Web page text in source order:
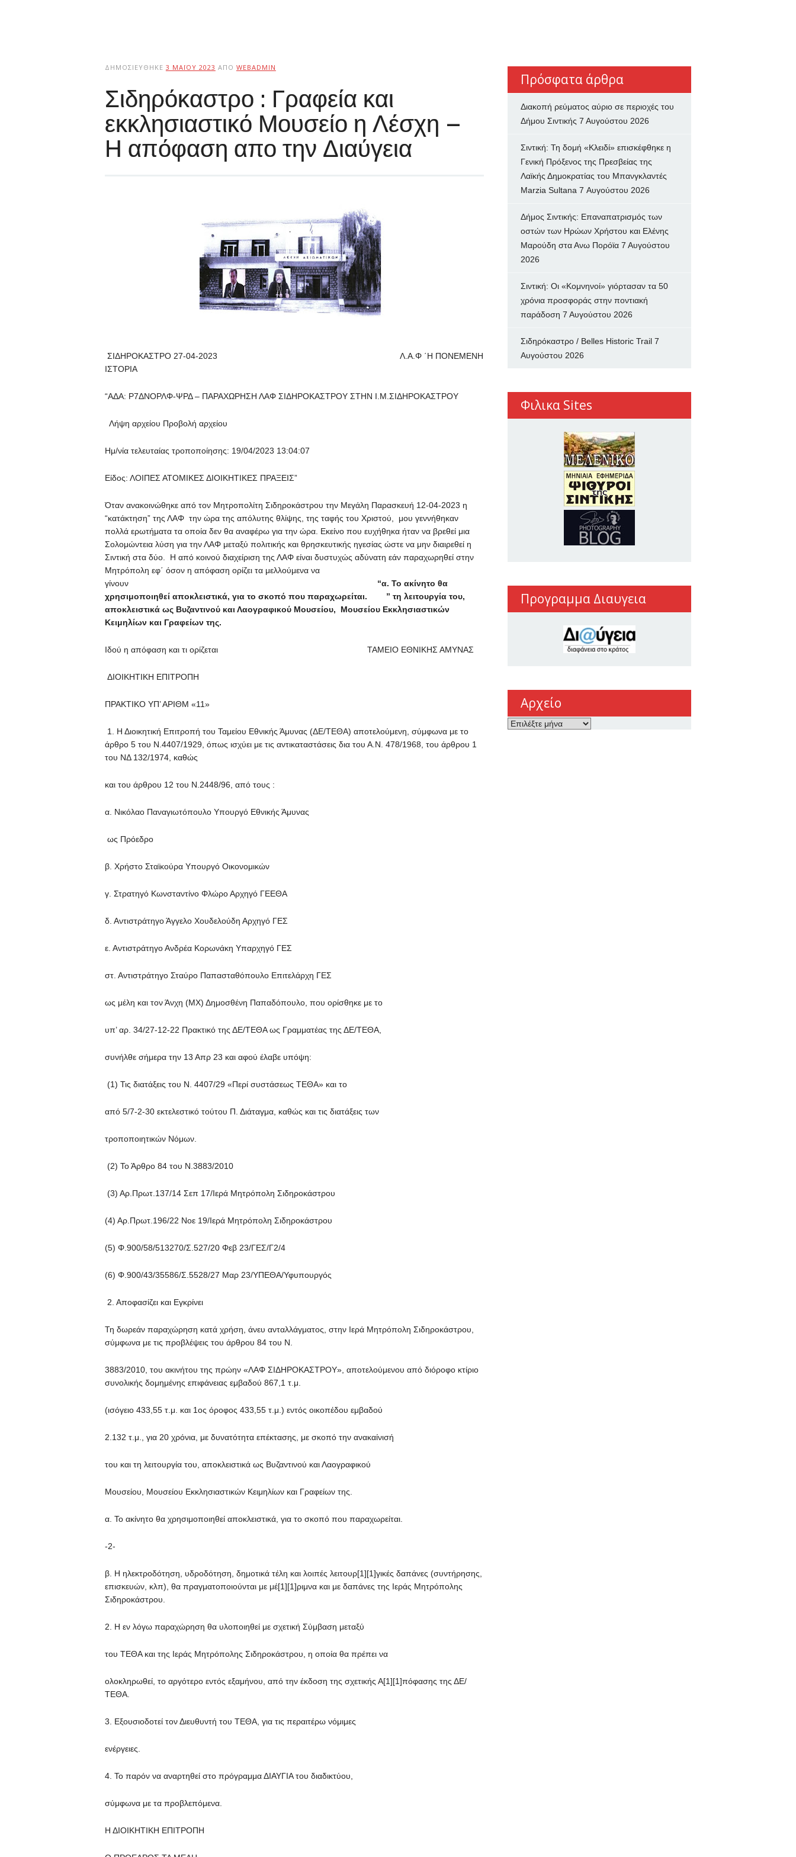
ΔΗΜΟΣΙΕΎΘΗΚΕ 3 ΜΑΪ́ΟΥ 2023 ΑΠΌ WEBADMIN
Σιδηρόκαστρο : Γραφεία και
εκκλησιαστικό Μουσείο η Λέσχη –
Η απόφαση απο την Διαύγεια
ΣΙΔΗΡΟΚΑΣΤΡΟ 27-04-2023 Λ.Α.Φ ΄Η ΠΟΝΕΜΕΝΗ
ΙΣΤΟΡΙΑ
“ΑΔΑ: Ρ7ΔΝΟΡΛΦ-ΨΡΔ – ΠΑΡΑΧΩΡΗΣΗ ΛΑΦ ΣΙΔΗΡΟΚΑΣΤΡΟΥ ΣΤΗΝ Ι.Μ.ΣΙΔΗΡΟΚΑΣΤΡΟΥ
Λήψη αρχείου Προβολή αρχείου
Ημ/νία τελευταίας τροποποίησης: 19/04/2023 13:04:07
Είδος: ΛΟΙΠΕΣ ΑΤΟΜΙΚΕΣ ΔΙΟΙΚΗΤΙΚΕΣ ΠΡΑΞΕΙΣ”
Όταν ανακοινώθηκε από τον Μητροπολίτη Σιδηροκάστρου την Μεγάλη Παρασκευή 12-04-2023 η
“κατάκτηση” της ΛΑΦ την ώρα της απόλυτης θλίψης, της ταφής του Χριστού, μου γεννήθηκαν
πολλά ερωτήματα τα οποία δεν θα αναφέρω για την ώρα. Εκείνο που ευχήθηκα ήταν να βρεθεί μια
Σολομώντεια λύση για την ΛΑΦ μεταξύ πολιτικής και θρησκευτικής ηγεσίας ώστε να μην διαιρεθεί η
Σιντική στα δύο. Η από κοινού διαχείριση της ΛΑΦ είναι δυστυχώς αδύνατη εάν παραχωρηθεί στην
Μητρόπολη εφ΄ όσον η απόφαση ορίζει τα μελλούμενα να
γίνουν “α. Το ακίνητο θα
χρησιμοποιηθεί αποκλειστικά, για το σκοπό που παραχωρείται. ” τη λειτουργία του,
αποκλειστικά ως Βυζαντινού και Λαογραφικού Μουσείου, Μουσείου Εκκλησιαστικών
Κειμηλίων και Γραφείων της.
Ιδού η απόφαση και τι ορίζεται ΤΑΜΕΙΟ ΕΘΝΙΚΗΣ ΑΜΥΝΑΣ
ΔΙΟΙΚΗΤΙΚΗ ΕΠΙΤΡΟΠΗ
ΠΡΑΚΤΙΚΟ ΥΠ’ ΑΡΙΘΜ «11»
1. Η Διοικητική Επιτροπή του Ταμείου Εθνικής Άμυνας (ΔΕ/ΤΕΘΑ) αποτελούμενη, σύμφωνα με το
άρθρο 5 του Ν.4407/1929, όπως ισχύει με τις αντικαταστάσεις δια του Α.Ν. 478/1968, του άρθρου 1
του ΝΔ 132/1974, καθώς
και του άρθρου 12 του Ν.2448/96, από τους :
α. Νικόλαο Παναγιωτόπουλο Υπουργό Εθνικής Άμυνας
ως Πρόεδρο
β. Χρήστο Σταϊκούρα Υπουργό Οικονομικών
γ. Στρατηγό Κωνσταντίνο Φλώρο Αρχηγό ΓΕΕΘΑ
δ. Αντιστράτηγο Άγγελο Χουδελούδη Αρχηγό ΓΕΣ
ε. Αντιστράτηγο Ανδρέα Κορωνάκη Υπαρχηγό ΓΕΣ
στ. Αντιστράτηγο Σταύρο Παπασταθόπουλο Επιτελάρχη ΓΕΣ
ως μέλη και τον Άνχη (ΜΧ) Δημοσθένη Παπαδόπουλο, που ορίσθηκε με το
υπ’ αρ. 34/27-12-22 Πρακτικό της ΔΕ/ΤΕΘΑ ως Γραμματέας της ΔΕ/ΤΕΘΑ,
συνήλθε σήμερα την 13 Απρ 23 και αφού έλαβε υπόψη:
(1) Τις διατάξεις του Ν. 4407/29 «Περί συστάσεως ΤΕΘΑ» και το
από 5/7-2-30 εκτελεστικό τούτου Π. Διάταγμα, καθώς και τις διατάξεις των
τροποποιητικών Νόμων.
(2) Το Άρθρο 84 του Ν.3883/2010
(3) Αρ.Πρωτ.137/14 Σεπ 17/Ιερά Μητρόπολη Σιδηροκάστρου
(4) Αρ.Πρωτ.196/22 Νοε 19/Ιερά Μητρόπολη Σιδηροκάστρου
(5) Φ.900/58/513270/Σ.527/20 Φεβ 23/ΓΕΣ/Γ2/4
(6) Φ.900/43/35586/Σ.5528/27 Μαρ 23/ΥΠΕΘΑ/Υφυπουργός
2. Αποφασίζει και Εγκρίνει
Τη δωρεάν παραχώρηση κατά χρήση, άνευ ανταλλάγματος, στην Ιερά Μητρόπολη Σιδηροκάστρου,
σύμφωνα με τις προβλέψεις του άρθρου 84 του Ν.
3883/2010, του ακινήτου της πρώην «ΛΑΦ ΣΙΔΗΡΟΚΑΣΤΡΟΥ», αποτελούμενου από διόροφο κτίριο
συνολικής δομημένης επιφάνειας εμβαδού 867,1 τ.μ.
(ισόγειο 433,55 τ.μ. και 1ος όροφος 433,55 τ.μ.) εντός οικοπέδου εμβαδού
2.132 τ.μ., για 20 χρόνια, με δυνατότητα επέκτασης, με σκοπό την ανακαίνισή
του και τη λειτουργία του, αποκλειστικά ως Βυζαντινού και Λαογραφικού
Μουσείου, Μουσείου Εκκλησιαστικών Κειμηλίων και Γραφείων της.
α. Το ακίνητο θα χρησιμοποιηθεί αποκλειστικά, για το σκοπό που παραχωρείται.
-2-
β. Η ηλεκτροδότηση, υδροδότηση, δημοτικά τέλη και λοιπές λειτουρ[1][1]γικές δαπάνες (συντήρησης,
επισκευών, κλπ), θα πραγματοποιούνται με μέ[1][1]ριμνα και με δαπάνες της Ιεράς Μητρόπολης
Σιδηροκάστρου.
2. Η εν λόγω παραχώρηση θα υλοποιηθεί με σχετική Σύμβαση μεταξύ
του ΤΕΘΑ και της Ιεράς Μητρόπολης Σιδηροκάστρου, η οποία θα πρέπει να
ολοκληρωθεί, το αργότερο εντός εξαμήνου, από την έκδοση της σχετικής Α[1][1]πόφασης της ΔΕ/
ΤΕΘΑ.
3. Εξουσιοδοτεί τον Διευθυντή του ΤΕΘA, για τις περαιτέρω νόμιμες
ενέργειες.
4. Το παρόν να αναρτηθεί στο πρόγραμμα ΔΙΑΥΓΙΑ του διαδικτύου,
σύμφωνα με τα προβλεπόμενα.
Η ΔΙΟΙΚΗΤΙΚΗ ΕΠΙΤΡΟΠΗ
Πρόσφατα άρθρα
Διακοπή ρεύματος αύριο σε περιοχές του
Δήμου Σιντικής 7 Αυγούστου 2026
Σιντική: Τη δομή «Κλειδί» επισκέφθηκε η
Γενική Πρόξενος της Πρεσβείας της
Λαϊκής Δημοκρατίας του Μπανγκλαντές
Marzia Sultana 7 Αυγούστου 2026
Δήμος Σιντικής: Επαναπατρισμός των
oστών των Ηρώων Χρήστου και Ελένης
Μαρούδη στα Ανω Πορόϊα 7 Αυγούστου
2026
Σιντική: Οι «Κομνηνοί» γιόρτασαν τα 50
χρόνια προσφοράς στην ποντιακή
παράδοση 7 Αυγούστου 2026
Σιδηρόκαστρο / Belles Historic Trail 7
Αυγούστου 2026
Φιλικα Sites
Προγραμμα Διαυγεια
Αρχείο
Αρχείο